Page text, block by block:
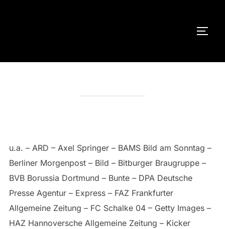
REFERENZEN
u.a. – ARD – Axel Springer – BAMS Bild am Sonntag –
Berliner Morgenpost – Bild – Bitburger Braugruppe –
BVB Borussia Dortmund – Bunte – DPA Deutsche
Presse Agentur – Express – FAZ Frankfurter
Allgemeine Zeitung – FC Schalke 04 – Getty Images –
HAZ Hannoversche Allgemeine Zeitung – Kicker